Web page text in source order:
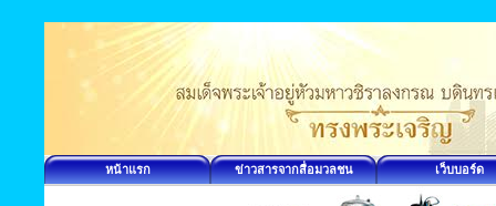
หน้าแรก ข่าวสารจากสื่อมวลชน เว็บบอร์ด